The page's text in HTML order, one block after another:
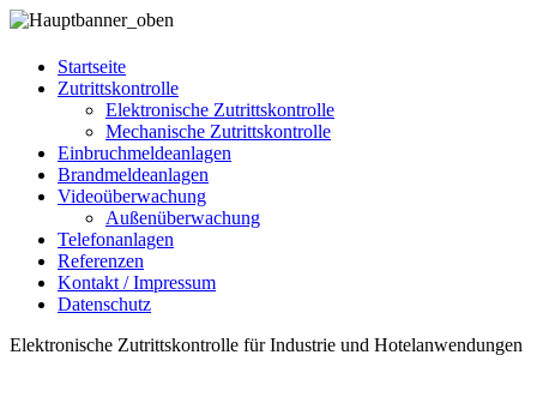
Startseite
Zutrittskontrolle
Elektronische Zutrittskontrolle
Mechanische Zutrittskontrolle
Einbruchmeldeanlagen
Brandmeldeanlagen
Videoüberwachung
Außenüberwachung
Telefonanlagen
Referenzen
Kontakt / Impressum
Datenschutz
Elektronische Zutrittskontrolle für Industrie und Hotelanwendungen